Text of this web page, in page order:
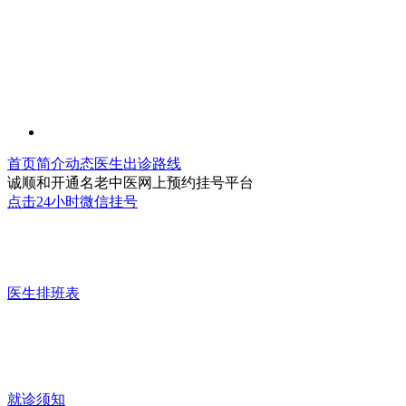
首页简介动态医生出诊路线
诚顺和开通名老中医网上预约挂号平台
点击24小时微信挂号
医生排班表
就诊须知